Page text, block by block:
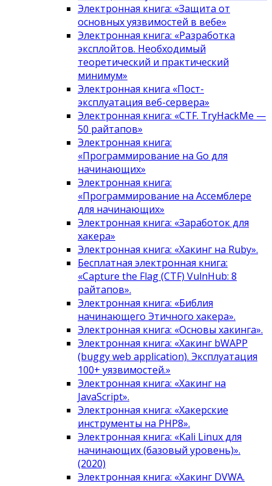
Электронная книга: «Защита от
основных уязвимостей в вебе»
Электронная книга: «Разработка
эксплойтов. Необходимый
теоретический и практический
минимум»
Электронная книга «Пост-
эксплуатация веб-сервера»
Электронная книга: «CTF. TryHackMe —
50 райтапов»
Электронная книга:
«Программирование на Go для
начинающих»
Электронная книга:
«Программирование на Ассемблере
для начинающих»
Электронная книга: «Заработок для
хакера»
Электронная книга: «Хакинг на Ruby».
Бесплатная электронная книга:
«Capture the Flag (CTF) VulnHub: 8
райтапов».
Электронная книга: «Библия
начинающего Этичного хакера».
Электронная книга: «Основы хакинга».
Электронная книга: «Хакинг bWAPP
(buggy web application). Эксплуатация
100+ уязвимостей.»
Электронная книга: «Хакинг на
JavaScript».
Электронная книга: «Хакерские
инструменты на PHP8».
Электронная книга: «Kali Linux для
начинающих (базовый уровень)».
(2020)
Электронная книга: «Хакинг DVWA.